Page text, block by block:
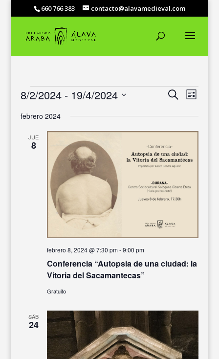
660 766 383 contacto@alavamedieval.com
EVENTOS
DE
BÚSQUEDA
VISTAS
DE
EVENTOS
Buscar
DE
DE
Lista
8/2/2024 - 19/4/2024
la
febrero 2024
JUE
8
Conferencia “Autopsia de una ciudad: la
Vitoria del Sacamantecas”
febrero 8, 2024 @ 7:30 pm-9:00 pm
Gratuito
SÁB
24